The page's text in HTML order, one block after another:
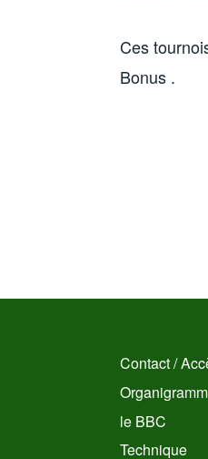
Ces
Bonus .
Contact /
le BBC
Technique